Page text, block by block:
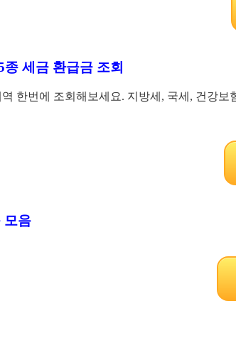
세금 환급금 조회
한번에 조회해보세요. 지방세, 국세, 건강
모음